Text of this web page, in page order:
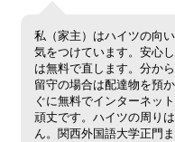
私（家主）はハイツの向
気をつけています。安心
は無料で直します。分か
留守の場合は配達物を預
ぐに無料でインターネッ
頑丈です。ハイツの周り
ん。関西外国語大学正門